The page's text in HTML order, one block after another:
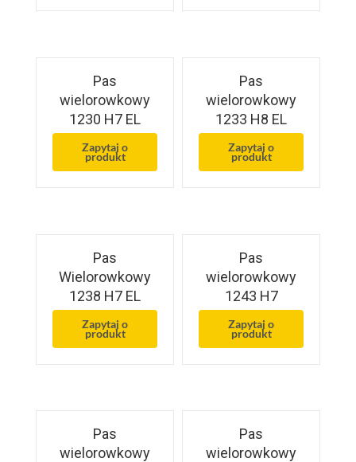
Pas
wielorowkowy
1230 H7 EL
Zapytaj o
produkt
Pas
wielorowkowy
1233 H8 EL
Zapytaj o
produkt
Pas
Wielorowkowy
1238 H7 EL
Zapytaj o
produkt
Pas
wielorowkowy
1243 H7
Zapytaj o
produkt
Pas
wielorowkowy
Pas
wielorowkowy